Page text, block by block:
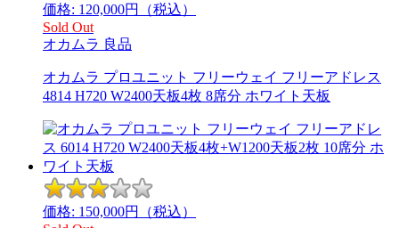
価格: 120,000円（税込）
Sold Out
オカムラ 良品
オカムラ プロユニット フリーウェイ フリーアドレス
4814 H720 W2400天板4枚 8席分 ホワイト天板
価格: 150,000円（税込）